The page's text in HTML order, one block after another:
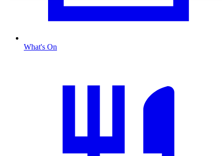
What's On